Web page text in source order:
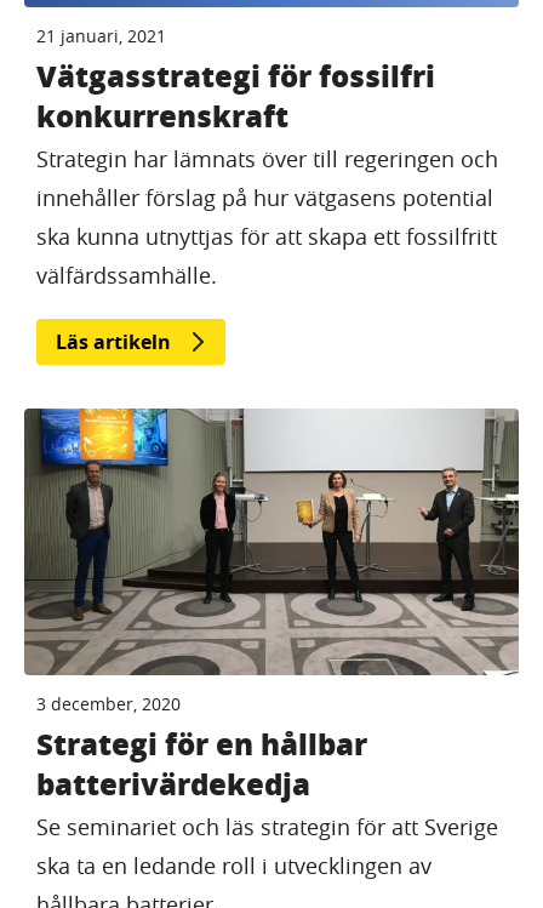
21 januari, 2021
Vätgasstrategi för fossilfri
konkurrenskraft
Strategin har lämnats över till regeringen och
innehåller förslag på hur vätgasens potential
ska kunna utnyttjas för att skapa ett fossilfritt
välfärdssamhälle.
Läs artikeln
3 december, 2020
Strategi för en hållbar
batterivärdekedja
Se seminariet och läs strategin för att Sverige
ska ta en ledande roll i utvecklingen av